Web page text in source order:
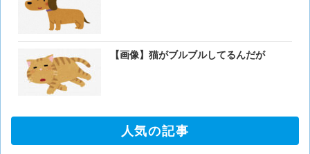
【画像】猫がブルブルしてるんだが
人気の記事